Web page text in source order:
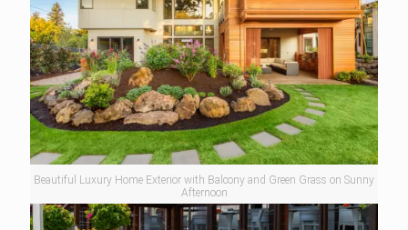
Beautiful Luxury Home Exterior with Balcony and Green Grass on Sunny
Afternoon